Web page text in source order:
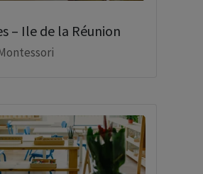
– Ile de la Réunion